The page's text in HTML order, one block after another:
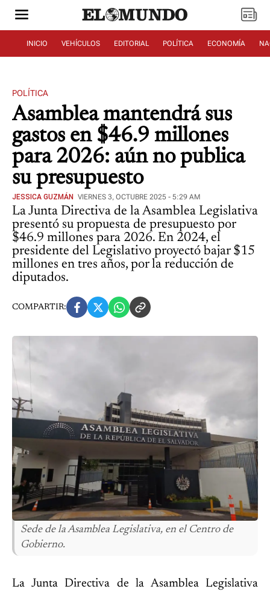
INICIO VEHÍCULOS EDITORIAL POLÍTICA ECONOMÍA
POLÍTICA
Asamblea mantendrá sus
gastos en $46.9 millones
para 2026: aún no publica
su presupuesto
JESSICA GUZMÁN VIERNES 3, OCTUBRE 2025 - 5:29 AM
La Junta Directiva de la Asamblea Legislativa
presentó su propuesta de presupuesto por
$46.9 millones para 2026. En 2024, el
presidente del Legislativo proyectó bajar $15
millones en tres años, por la reducción de
diputados.
COMPARTIR:
Sede de la Asamblea Legislativa, en el Centro de
Gobierno.
La Junta Directiva de la Asamblea Legislativa